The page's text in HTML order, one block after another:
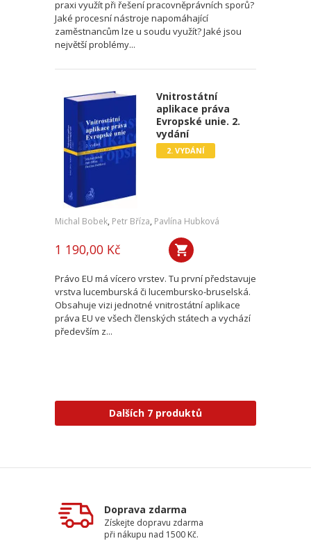
praxi využít při řešení pracovněprávních sporů?
Jaké procesní nástroje napomáhající
zaměstnancům lze u soudu využít? Jaké jsou
největší problémy...
Vnitrostátní
aplikace práva
Evropské unie. 2.
vydání
2. VYDÁNÍ
Michal Bobek, Petr Bříza, Pavlína Hubková
1 190,00 Kč
Právo EU má vícero vrstev. Tu první představuje
vrstva lucemburská či lucembursko-bruselská.
Obsahuje vizi jednotné vnitrostátní aplikace
práva EU ve všech členských státech a vychází
především z...
Dalších 7 produktů
Doprava zdarma
Získejte dopravu zdarma
při nákupu nad 1500 Kč.